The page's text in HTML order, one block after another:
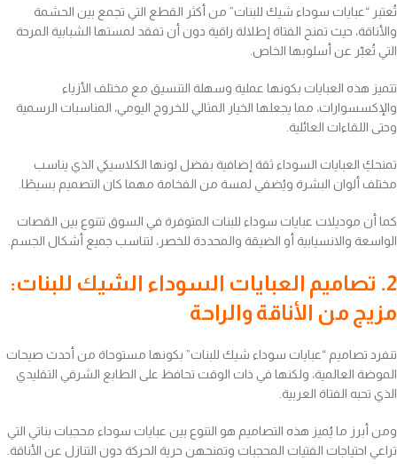
تُعتبر “عبايات سوداء شيك للبنات” من أكثر القطع التي تجمع بين الحشمة
والأناقة، حيث تمنح الفتاة إطلالة راقية دون أن تفقد لمستها الشبابية المرحة
التي تُعبّر عن أسلوبها الخاص.
تتميز هذه العبايات بكونها عملية وسهلة التنسيق مع مختلف الأزياء
والإكسسوارات، مما يجعلها الخيار المثالي للخروج اليومي، المناسبات الرسمية
وحتى اللقاءات العائلية.
تمنحكِ العبايات السوداء ثقة إضافية بفضل لونها الكلاسيكي الذي يناسب
مختلف ألوان البشرة ويُضفي لمسة من الفخامة مهما كان التصميم بسيطًا.
كما أن موديلات عبايات سوداء للبنات المتوفرة في السوق تتنوع بين القصات
الواسعة والانسيابية أو الضيقة والمحددة للخصر، لتناسب جميع أشكال الجسم.
2. تصاميم العبايات السوداء الشيك للبنات:
مزيج من الأناقة والراحة
تنفرد تصاميم “عبايات سوداء شيك للبنات” بكونها مستوحاة من أحدث صيحات
الموضة العالمية، ولكنها في ذات الوقت تحافظ على الطابع الشرقي التقليدي
الذي تحبه الفتاة العربية.
ومن أبرز ما يُميز هذه التصاميم هو التنوع بين عبايات سوداء محجبات بناتي التي
تراعي احتياجات الفتيات المحجبات وتمنحهن حرية الحركة دون التنازل عن الأناقة.